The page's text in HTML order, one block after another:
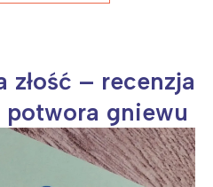
złość – recenzja
gniewu